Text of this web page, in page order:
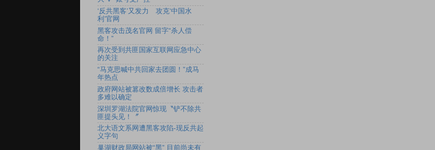
‘反共黑客’又发力 攻克‘中国水
利’官网
黑客攻击茂名官网 留字“杀人偿
命！”
再次受到共匪国家互联网应急中心
的关注
“马克思喊中共回家去团圆！”成马
年热点
政府网站被篡改数成倍增长 攻击者
多难以确定
深圳罗湖法院官网惊现〝铲不除共
匪提头见！〞
北大语文系网遭黑客攻陷-现反共起
义字句
巢湖财政局网站被“黑” 目前尚未有